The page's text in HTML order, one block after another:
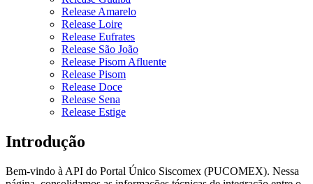
Release Amarelo
Release Loire
Release Eufrates
Release São João
Release Pisom Afluente
Release Pisom
Release Doce
Release Sena
Release Estige
Introdução
Bem-vindo à API do Portal Único Siscomex (PUCOMEX). Nessa